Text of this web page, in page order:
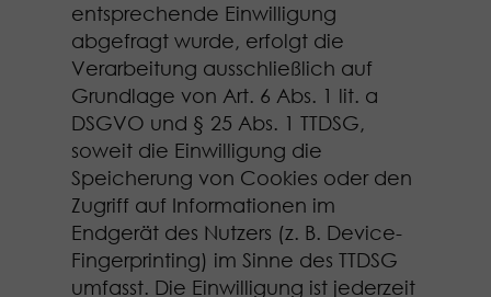
entsprechende Einwilligung
abgefragt wurde, erfolgt die
Verarbeitung ausschließlich auf
Grundlage von Art. 6 Abs. 1 lit. a
DSGVO und § 25 Abs. 1 TTDSG,
soweit die Einwilligung die
Speicherung von Cookies oder den
Zugriff auf Informationen im
Endgerät des Nutzers (z. B. Device-
Fingerprinting) im Sinne des TTDSG
umfasst. Die Einwilligung ist jederzeit